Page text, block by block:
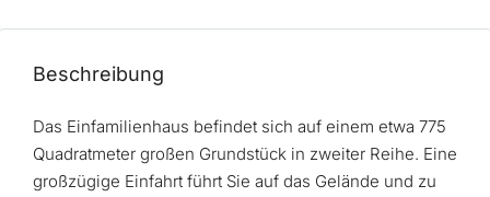
Beschreibung
Das Einfamilienhaus befindet sich auf einem etwa 775
Quadratmeter großen Grundstück in zweiter Reihe. Eine
großzügige Einfahrt führt Sie auf das Gelände und zu